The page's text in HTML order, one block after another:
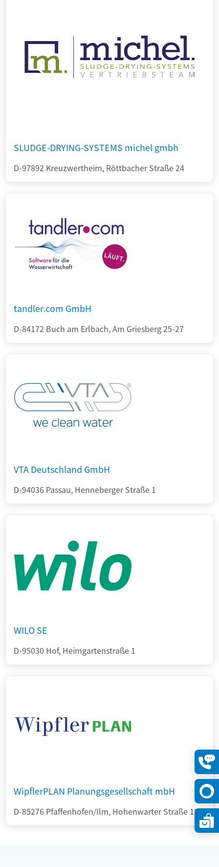
SLUDGE-DRYING-SYSTEMS michel gmbh
D-97892 Kreuzwertheim, Röttbacher Straße 24
tandler.com GmbH
D-84172 Buch am Erlbach, Am Griesberg 25-27
VTA Deutschland GmbH
D-94036 Passau, Henneberger Straße 1
WILO SE
D-95030 Hof, Heimgartenstraße 1
WipflerPLAN Planungsgesellschaft mbH
D-85276 Pfaffenhofen/Ilm, Hohenwarter Straße 124